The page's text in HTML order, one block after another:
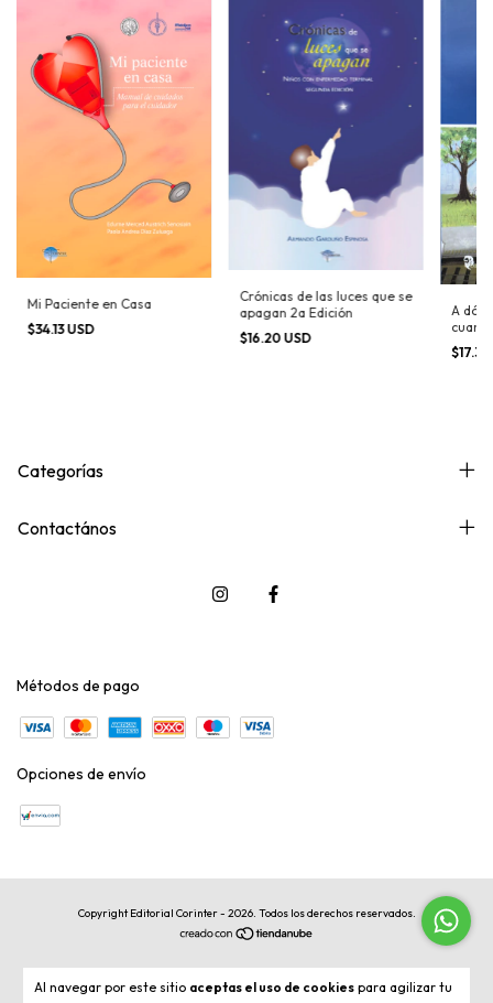
Al navegar por este sitio aceptas el uso de cookies para agilizar tu
Mi Paciente en Casa
$34.13 USD
Crónicas de las luces que se
apagan 2a Edición
$16.20 USD
A
Categorías
Contactános
Métodos de pago
Opciones de envío
Copyright Editorial Corinter - 2026. Todos los derechos reservados.